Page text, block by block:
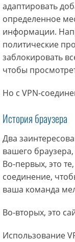
адаптировать
определенное
информации.
политические
заблокировать
чтобы
Но с VPN-
История браузера
Два
вашего браузера,
Во-первых, это
соединение,
ваша команда
Во-вторых, это
Использование